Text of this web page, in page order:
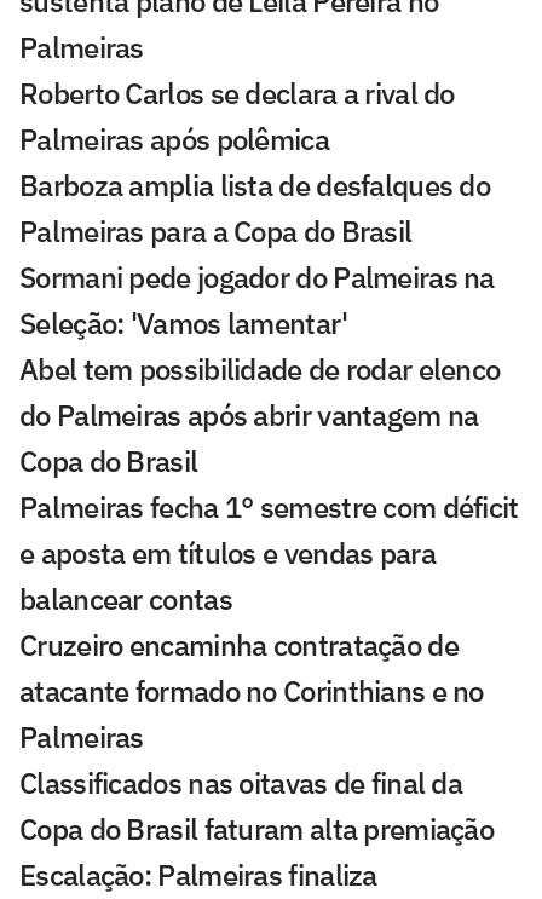
Palmeiras
Roberto Carlos se declara a rival do
Palmeiras após polêmica
Barboza amplia lista de desfalques do
Palmeiras para a Copa do Brasil
Sormani pede jogador do Palmeiras na
Seleção: 'Vamos lamentar'
Abel tem possibilidade de rodar elenco
do Palmeiras após abrir vantagem na
Copa do Brasil
Palmeiras fecha 1° semestre com déficit
e aposta em títulos e vendas para
balancear contas
Cruzeiro encaminha contratação de
atacante formado no Corinthians e no
Palmeiras
Classificados nas oitavas de final da
Copa do Brasil faturam alta premiação
Escalação: Palmeiras finaliza